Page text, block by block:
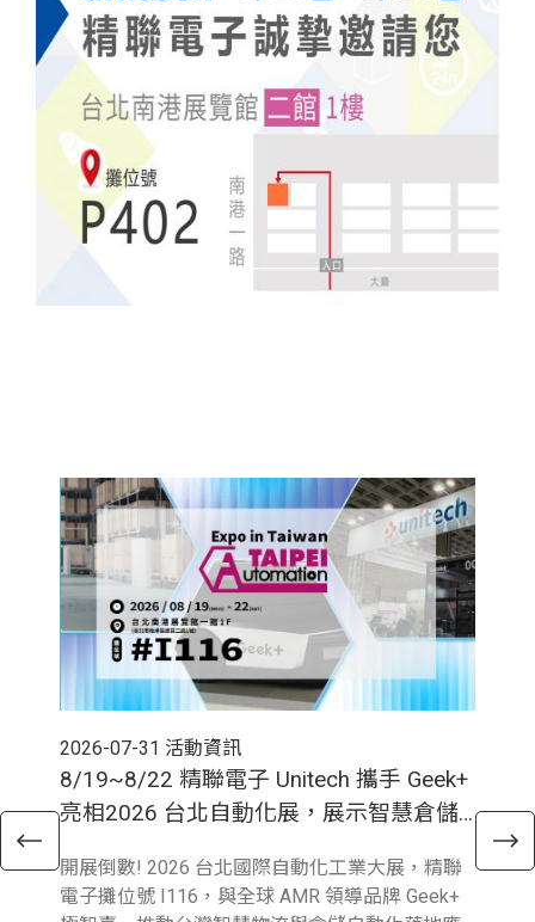
2026-07-31 活動資訊
8/19~8/22 精聯電子 Unitech 攜手 Geek+
亮相2026 台北自動化展，展示智慧倉儲
開展倒數! 2026 台北國際自動化工業大展，精聯
電子攤位號 I116，與全球 AMR 領導品牌 Geek+
廠
型
迎